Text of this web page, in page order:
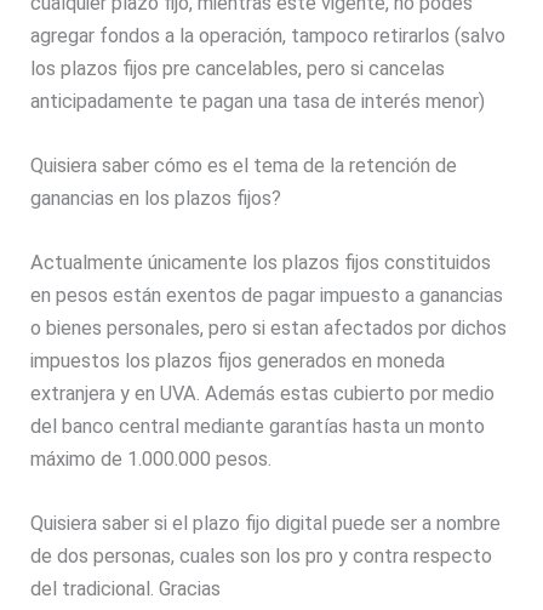
agregar fondos a la operación, tampoco retirarlos (salvo
los plazos fijos pre cancelables, pero si cancelas
anticipadamente te pagan una tasa de interés menor)
Quisiera saber cómo es el tema de la retención de
ganancias en los plazos fijos?
Actualmente únicamente los plazos fijos constituidos
en pesos están exentos de pagar impuesto a ganancias
o bienes personales, pero si estan afectados por dichos
impuestos los plazos fijos generados en moneda
extranjera y en UVA. Además estas cubierto por medio
del banco central mediante garantías hasta un monto
máximo de 1.000.000 pesos.
Quisiera saber si el plazo fijo digital puede ser a nombre
de dos personas, cuales son los pro y contra respecto
del tradicional. Gracias